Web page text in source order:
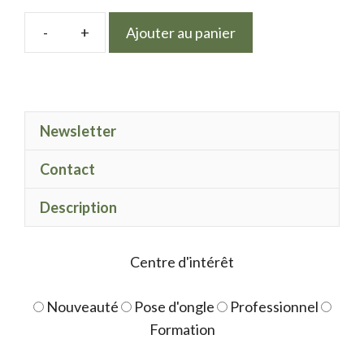
quantité
06
Ajouter au panier
Newsletter
Contact
Description
Centre d'intérêt
Nouveauté Pose d'ongle
Professionnel
Formation